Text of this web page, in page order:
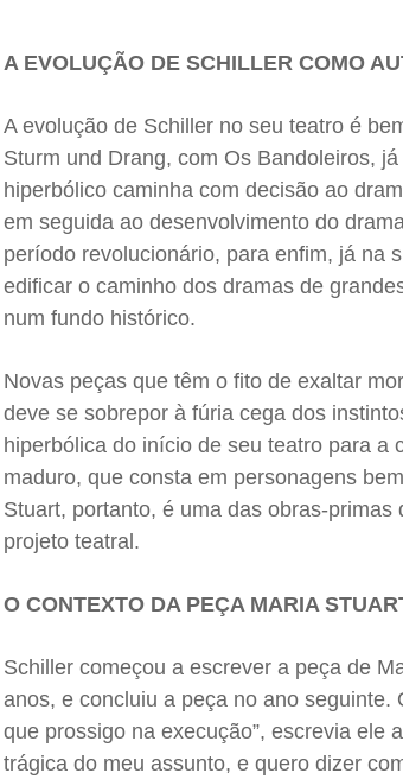
A EVOLUÇÃO DE SCHILLER COMO
A evolução de Schiller no seu teatro é
Sturm und Drang, com Os Bandoleiros,
hiperbólico caminha com decisão ao
em seguida ao desenvolvimento do
período revolucionário, para enfim, já na
edificar o caminho dos dramas de
num fundo histórico.
Novas peças que têm o fito de exaltar
deve se sobrepor à fúria cega dos
hiperbólica do início de seu teatro para a
maduro, que consta em personagens
Stuart, portanto, é uma das obras-
projeto teatral.
O CONTEXTO DA PEÇA MARIA
Schiller começou a escrever a peça de
anos, e concluiu a peça no ano seguinte.
que prossigo na execução”, escrevia ele
trágica do meu assunto, e quero dizer